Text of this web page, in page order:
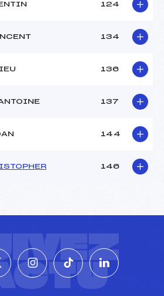
124
134
136
137
144
146